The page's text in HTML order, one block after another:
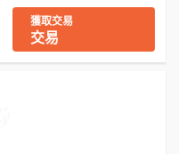
獲取交易
交易